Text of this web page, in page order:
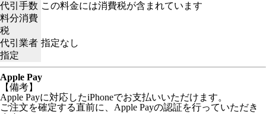
代引手数
料分消費
税
この料金には消費税が含まれています
代引業者
指定
指定なし
Apple Pay
【備考】
Apple Payに対応したiPhoneでお支払いいただけます。
ご注文を確定する直前に、Apple Payの認証を行っていただき